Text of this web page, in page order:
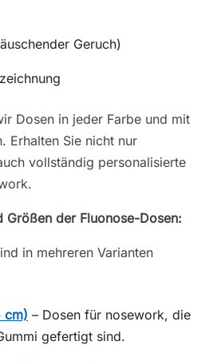
Geruch)
Dosen in jeder Farbe und mit
Erhalten Sie nicht nur
vollständig personalisierte
Größen der Fluonose-Dosen:
in mehreren Varianten
cm) – Dosen für nosework, die
gefertigt sind.